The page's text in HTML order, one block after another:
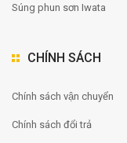
Súng phun sơn Iwata
CHÍNH SÁCH
Chính sách vận chuyển
Chính sách đổi trả